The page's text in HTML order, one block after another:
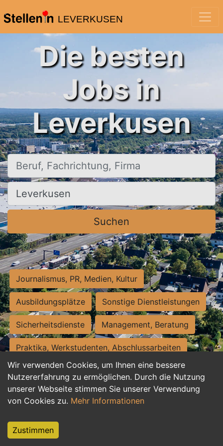
LEVERKUSEN
Wir verwenden Cookies, um Ihnen eine bessere
Nutzererfahrung zu ermöglichen. Durch die Nutzung
unserer Webseite stimmen Sie unserer Verwendung
von Cookies zu. Mehr Informationen
Zustimmen
Die besten
Jobs in
Leverkusen
Beruf, Fachrichtung, Firma
Ort, Stadt
Suchen
Journalismus, PR, Medien, Kultur
Ausbildungsplätze Sonstige Dienstleistungen
Sicherheitsdienste Management, Beratung
Praktika, Werkstudenten, Abschlussarbeiten
Personalwesen Assistenz, Sekretariat
Hilfskräfte, Aushilfs- und Nebenjobs
Weiterbildung, Studium, duale Ausbildung